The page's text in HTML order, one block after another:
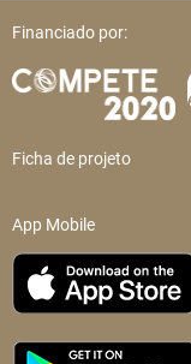
Financiado por:
Ficha de projeto
App Mobile